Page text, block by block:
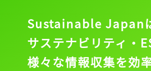
Sustainable Japan
サステナビリティ・
様々な情報収集を効